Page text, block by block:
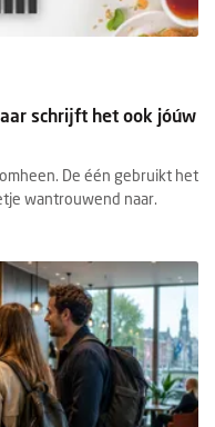
schrijft het ook jóúw
De één gebruikt het
wantrouwend naar.